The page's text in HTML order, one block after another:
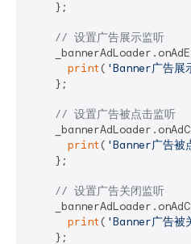
    };
// 设置广告展示监听
print ( 'Banner广告
    };
// 设置广告被点击监听
print ( 'Banner广告
    };
// 设置广告关闭监听
print ( 'Banner广告
    };